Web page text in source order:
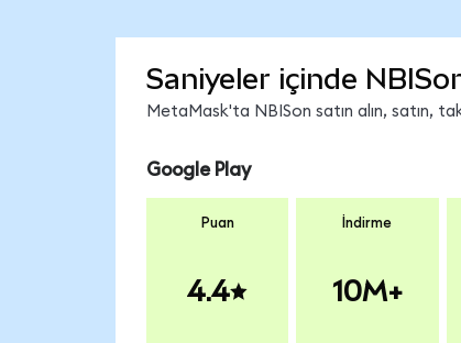
Saniyeler içinde
MetaMask'ta NBISon satın alın, satın,
Google Play
Puan
4.4
İndirme
10M+